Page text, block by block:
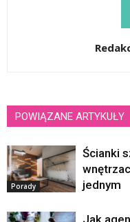
POWIĄZANE ARTYKUŁY
Porady
Ścianki
jednym
Jak